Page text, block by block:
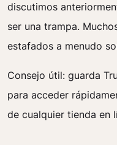
discutimos
ser una trampa.
estafados a menudo
Consejo útil: guarda
para acceder
de cualquier tienda en